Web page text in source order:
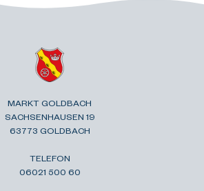
MARKT GOLDBACH
SACHSENHAUSEN 19
63773 GOLDBACH
TELEFON
06021 500 60